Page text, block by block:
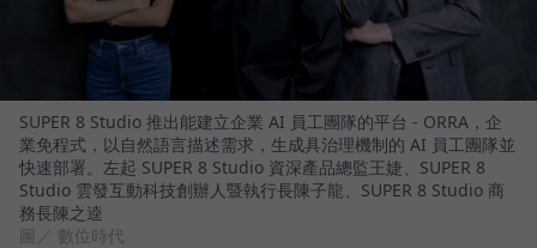
SUPER 8 Studio 推出能建立企業 AI 員工團隊的平台 - ORRA，企
業免程式，以自然語言描述需求，生成具治理機制的 AI 員工團隊並
快速部署。左起 SUPER 8 Studio 資深產品總監王婕、SUPER 8
Studio 雲發互動科技創辦人暨執行長陳子龍、SUPER 8 Studio 商
務長陳之逵
圖／ 數位時代